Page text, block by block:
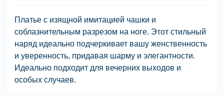
Платье с изящной имитацией чашки и
соблазнительным разрезом на ноге. Этот стильный
наряд идеально подчеркивает вашу женственность
и уверенность, придавая шарму и элегантности.
Идеально подходит для вечерних выходов и
особых случаев.